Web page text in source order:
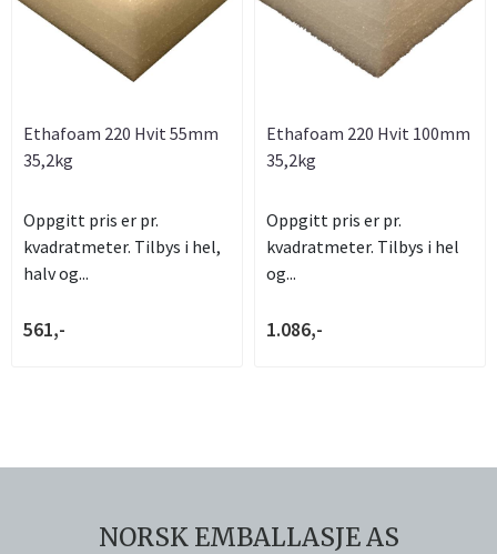
Ethafoam 220 Hvit 55mm
35,2kg
Oppgitt pris er pr.
kvadratmeter. Tilbys i hel,
halv og...
561,-
Ethafoam 220 Hvit 100mm
35,2kg
Oppgitt pris er pr.
kvadratmeter. Tilbys i hel
og...
1.086,-
NORSK EMBALLASJE AS